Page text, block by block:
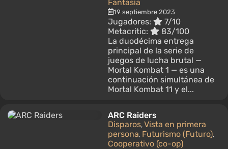
Fantasía
19 septiembre 2023
Jugadores:
7/10
Metacritic:
83/100
La duodécima entrega
principal de la serie de
juegos de lucha brutal —
Mortal Kombat 1 — es una
continuación simultánea de
Mortal Kombat 11 y el...
ARC Raiders
Disparos, Vista en primera
persona, Futurismo (Futuro),
Cooperativo (co-op)